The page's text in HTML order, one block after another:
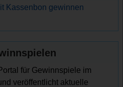
Kassenbon gewinnen
für Gewinnspiele im
veröffentlicht aktuelle